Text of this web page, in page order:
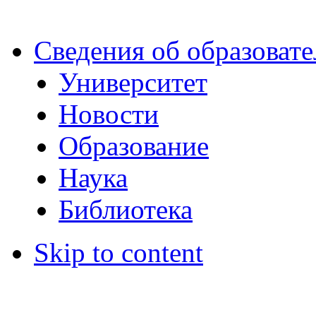
Сведения об
Университет
Новости
Образование
Наука
Библиотека
Skip to content